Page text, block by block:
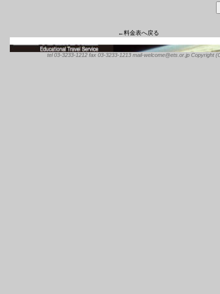
←料金表へ戻る
tel 03-3233-1212 fax 03-3233-1213 mail-welcome@ets.or.jp Copyright